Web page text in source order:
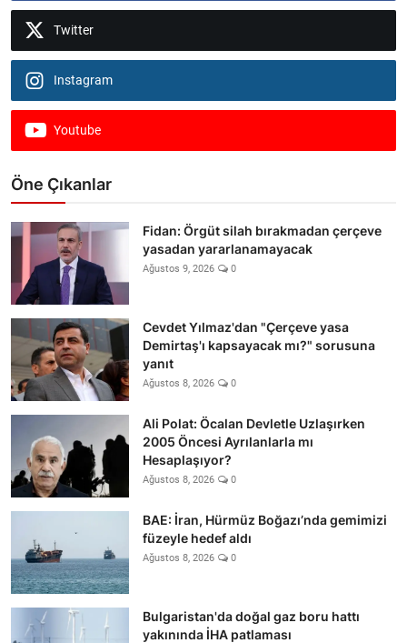
Twitter
Instagram
Youtube
Öne Çıkanlar
Fidan: Örgüt silah bırakmadan çerçeve
yasadan yararlanamayacak
Ağustos 9, 2026 0
Cevdet Yılmaz'dan "Çerçeve yasa
Demirtaş'ı kapsayacak mı?" sorusuna
yanıt
Ağustos 8, 2026 0
Ali Polat: Öcalan Devletle Uzlaşırken
2005 Öncesi Ayrılanlarla mı
Hesaplaşıyor?
Ağustos 8, 2026 0
BAE: İran, Hürmüz Boğazı’nda gemimizi
füzeyle hedef aldı
Ağustos 8, 2026 0
Bulgaristan'da doğal gaz boru hattı
yakınında İHA patlaması